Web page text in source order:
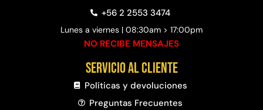
+56 2 2553 3474
Lunes a viernes | 08:30am > 17:00pm
NO RECIBE MENSAJES
Servicio al cliente
Políticas y devoluciones
Preguntas Frecuentes​